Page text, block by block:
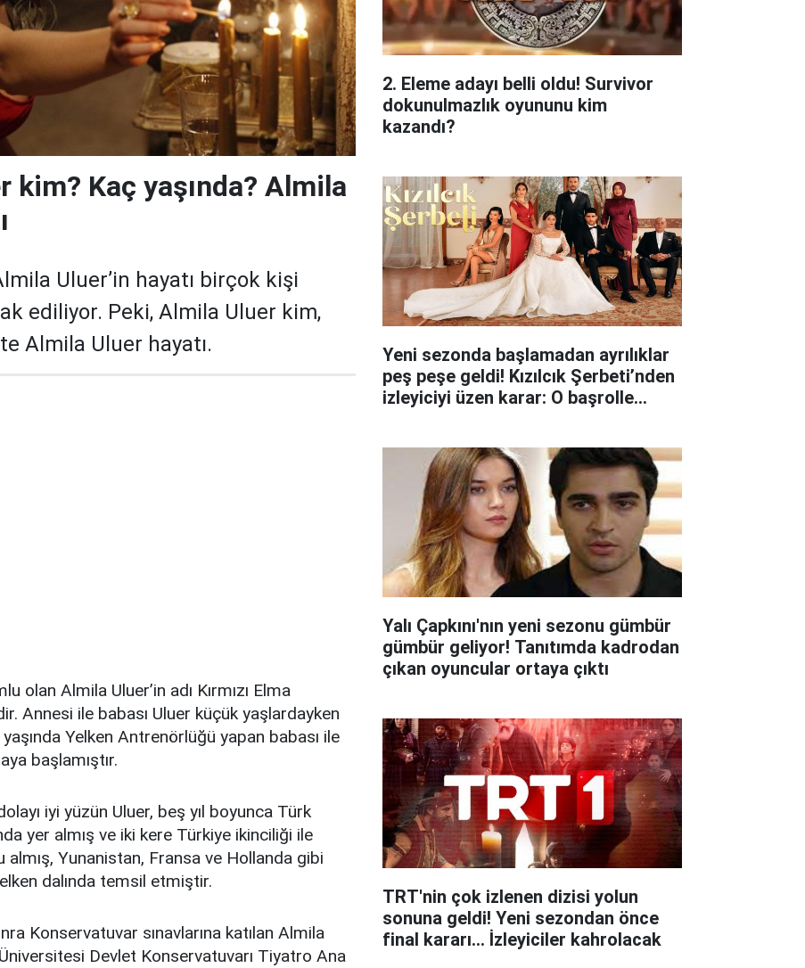
kim? Kaç yaşında? Almila
Uluer’in hayatı birçok kişi
ediliyor. Peki, Almila Uluer kim,
Almila Uluer hayatı.
olan Almila Uluer’in adı Kırmızı Elma
Annesi ile babası Uluer küçük yaşlardayken
Yelken Antrenörlüğü yapan babası ile
başlamıştır.
iyi yüzün Uluer, beş yıl boyunca Türk
yer almış ve iki kere Türkiye ikinciliği ile
Yunanistan, Fransa ve Hollanda gibi
dalında temsil etmiştir.
Konservatuvar sınavlarına katılan Almila
Devlet Konservatuvarı Tiyatro Ana
2. Eleme adayı belli oldu! Survivor
dokunulmazlık oyununu kim
kazandı?
Yeni sezonda başlamadan ayrılıklar
peş peşe geldi! Kızılcık Şerbeti’nden
izleyiciyi üzen karar: O başrolle
Yalı Çapkını'nın yeni sezonu gümbür
gümbür geliyor! Tanıtımda kadrodan
çıkan oyuncular ortaya çıktı
TRT'nin çok izlenen dizisi yolun
sonuna geldi! Yeni sezondan önce
final kararı... İzleyiciler kahrolacak